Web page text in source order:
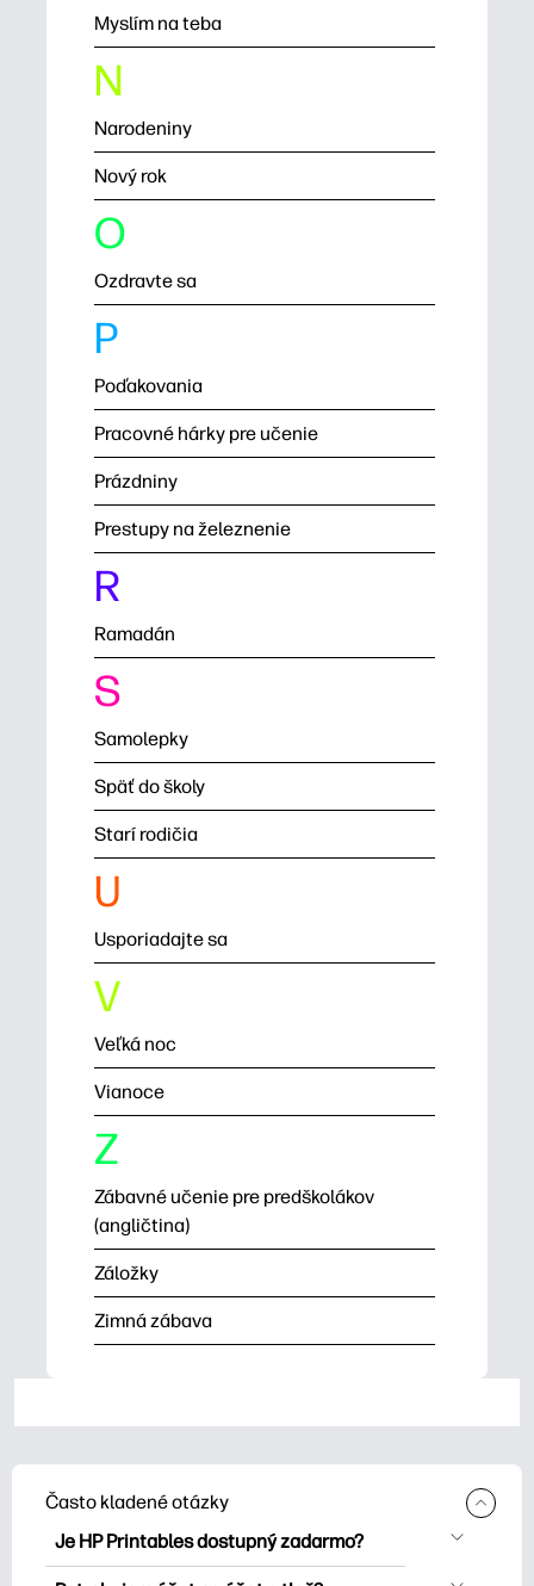
Myslím na teba
N
Narodeniny
Nový rok
O
Ozdravte sa
P
Poďakovania
Pracovné hárky pre učenie
Prázdniny
Prestupy na železnenie
R
Ramadán
S
Samolepky
Späť do školy
Starí rodičia
U
Usporiadajte sa
V
Veľká noc
Vianoce
Z
Zábavné učenie pre predškolákov
(angličtina)
Záložky
Zimná zábava
Často kladené otázky
Je HP Printables dostupný zadarmo?
HP Printables ponúka viac ako 2500